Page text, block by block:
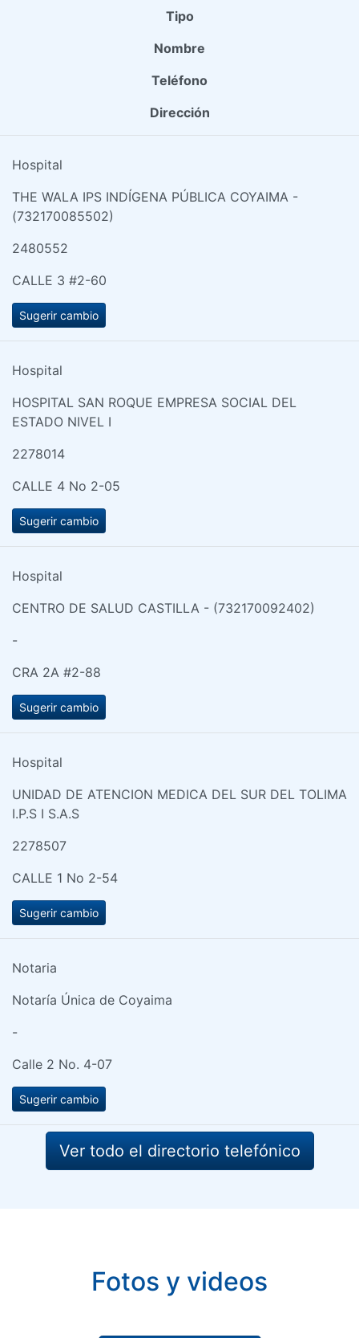
Tipo
Nombre
Teléfono
Dirección
Hospital
THE WALA IPS INDÍGENA PÚBLICA COYAIMA -
(732170085502)
2480552
CALLE 3 #2-60
Sugerir cambio
Hospital
HOSPITAL SAN ROQUE EMPRESA SOCIAL DEL
ESTADO NIVEL I
2278014
CALLE 4 No 2-05
Sugerir cambio
Hospital
CENTRO DE SALUD CASTILLA - (732170092402)
-
CRA 2A #2-88
Sugerir cambio
Hospital
UNIDAD DE ATENCION MEDICA DEL SUR DEL TOLIMA
I.P.S I S.A.S
2278507
CALLE 1 No 2-54
Sugerir cambio
Notaria
Notaría Única de Coyaima
-
Calle 2 No. 4-07
Sugerir cambio
Ver todo el directorio telefónico
Fotos y videos